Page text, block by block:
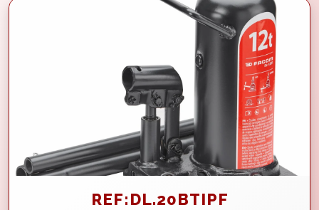
REF:DL.20BTIPF